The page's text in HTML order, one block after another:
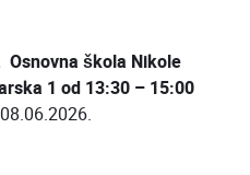
Osnovna škola Nikole
1 od 13:30 – 15:00